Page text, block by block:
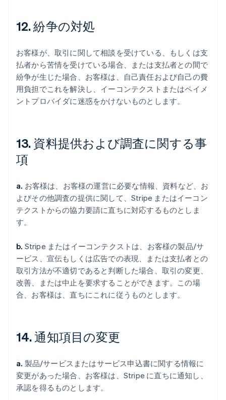
12. 紛争の対処
お客様が、取引に関して相談を受けている、もしくは支
払者から苦情を受けている場合、または支払者との間で
紛争が生じた場合、お客様は、自己責任および自己の費
用負担でこれを解決し、イーコンテクストまたはペイメ
ントプロバイダに迷惑をかけないものとします。
13. 資料提供および調査に関する事
項
a. お客様は、お客様の運営に必要な情報、資料など、お
よびその他調査の提供に関して、Stripe またはイーコン
テクストからの協力要請に直ちに対応するものとしま
す。
b. Stripe またはイーコンテクストは、お客様の製品/サ
ービス、宣伝もしくは広告での表現、または支払者との
取引方法が不適切であると判断した場合、取引の変更、
改善、または中止を要求することができます。この場
合、お客様は、直ちにこれに従うものとします。
14. 通知項目の変更
a. 製品/サービスまたはサービス申込書に関する情報に
変更があった場合、お客様は、Stripe に直ちに通知し、
承認を得るものとします。